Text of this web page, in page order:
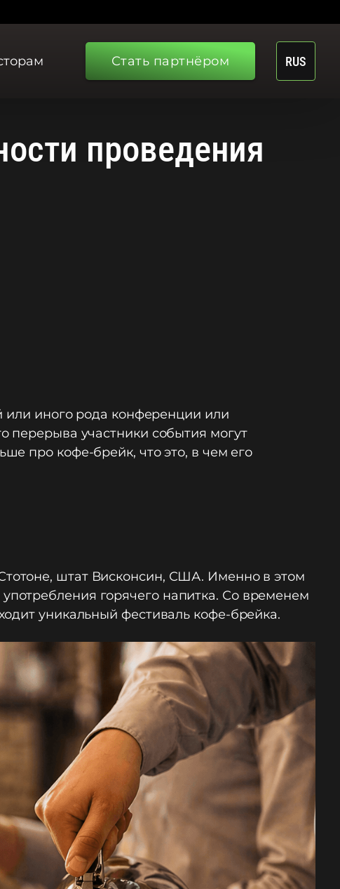
Стать партнёром RUS
проведения
или иного рода конференции или
перерыва участники события могут
про кофе-брейк, что это, в чем его
штат Висконсин, США. Именно в этом
горячего напитка. Со временем
уникальный фестиваль кофе-брейка.